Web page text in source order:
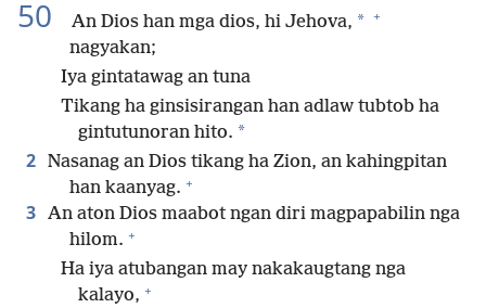
50 An Dios han mga dios, hi Jehova, * +
nagyakan;
Iya gintatawag an tuna
Tikang ha ginsisirangan han adlaw tubtob ha
gintutunoran hito. *
2 Nasanag an Dios tikang ha Zion, an kahingpitan
han kaanyag. +
3 An aton Dios maabot ngan diri magpapabilin nga
hilom. +
Ha iya atubangan may nakakaugtang nga
kalayo, +